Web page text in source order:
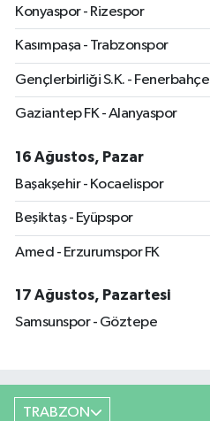
Konyaspor - Rizespor
Kasımpaşa - Trabzonspor
Gençlerbirliği S.K. - Fenerbahçe
Gaziantep FK - Alanyaspor
16 Ağustos, Pazar
Başakşehir - Kocaelispor
Beşiktaş - Eyüpspor
Amed - Erzurumspor FK
17 Ağustos, Pazartesi
Samsunspor - Göztepe
TRABZON